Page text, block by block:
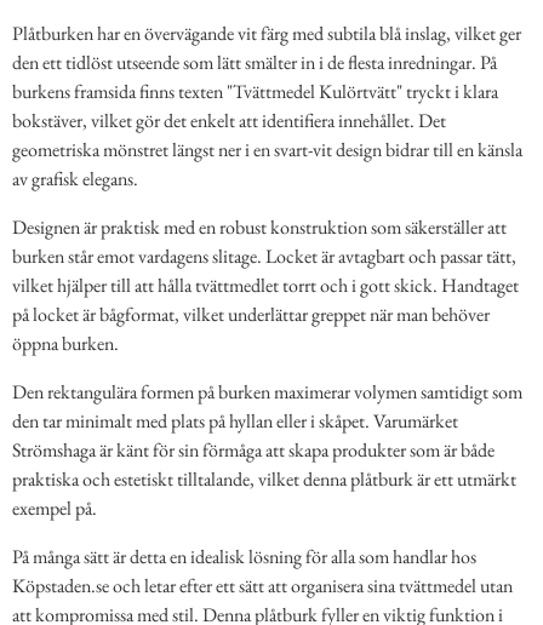
Plåtburken har en övervägande vit färg med subtila blå inslag, vilket ger
den ett tidlöst utseende som lätt smälter in i de flesta inredningar. På
burkens framsida finns texten "Tvättmedel Kulörtvätt" tryckt i klara
bokstäver, vilket gör det enkelt att identifiera innehållet. Det
geometriska mönstret längst ner i en svart-vit design bidrar till en känsla
av grafisk elegans.
Designen är praktisk med en robust konstruktion som säkerställer att
burken står emot vardagens slitage. Locket är avtagbart och passar tätt,
vilket hjälper till att hålla tvättmedlet torrt och i gott skick. Handtaget
på locket är bågformat, vilket underlättar greppet när man behöver
öppna burken.
Den rektangulära formen på burken maximerar volymen samtidigt som
den tar minimalt med plats på hyllan eller i skåpet. Varumärket
Strömshaga är känt för sin förmåga att skapa produkter som är både
praktiska och estetiskt tilltalande, vilket denna plåtburk är ett utmärkt
exempel på.
På många sätt är detta en idealisk lösning för alla som handlar hos
Köpstaden.se och letar efter ett sätt att organisera sina tvättmedel utan
att kompromissa med stil. Denna plåtburk fyller en viktig funktion i